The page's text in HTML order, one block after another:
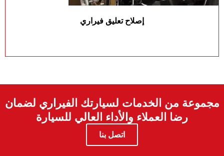
إصلاح تعليق فيراري
مجموعة من الخدمات لسيارتك الفيراري لضمان
رضا العملاء والأداء العالي للسيارة
اتصل بنا